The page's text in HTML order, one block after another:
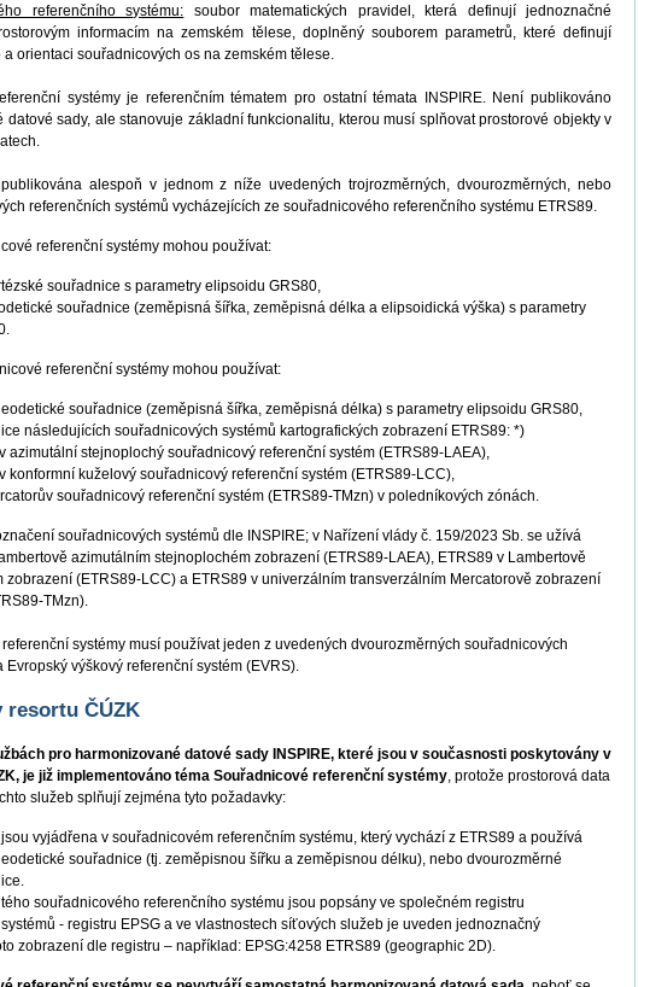
referenčního systému: soubor matematických pravidel, která definují jednoznačné
informacím na zemském tělese, doplněný souborem parametrů, které definují
orientaci souřadnicových os na zemském tělese.
systémy je referenčním tématem pro ostatní témata INSPIRE. Není publikováno
datové sady, ale stanovuje základní funkcionalitu, kterou musí splňovat prostorové objekty v
alespoň v jednom z níže uvedených trojrozměrných, dvourozměrných, nebo
referenčních systémů vycházejících ze souřadnicového referenčního systému ETRS89.
referenční systémy mohou používat:
souřadnice s parametry elipsoidu GRS80,
souřadnice (zeměpisná šířka, zeměpisná délka a elipsoidická výška) s parametry
referenční systémy mohou používat:
souřadnice (zeměpisná šířka, zeměpisná délka) s parametry elipsoidu GRS80,
následujících souřadnicových systémů kartografických zobrazení ETRS89: *)
azimutální stejnoplochý souřadnicový referenční systém (ETRS89-LAEA),
konformní kuželový souřadnicový referenční systém (ETRS89-LCC),
souřadnicový referenční systém (ETRS89-TMzn) v poledníkových zónách.
souřadnicových systémů dle INSPIRE; v Nařízení vlády č. 159/2023 Sb. se užívá
azimutálním stejnoplochém zobrazení (ETRS89-LAEA), ETRS89 v Lambertově
zobrazení (ETRS89-LCC) a ETRS89 v univerzálním transverzálním Mercatorově zobrazení
TMzn).
systémy musí používat jeden z uvedených dvourozměrných souřadnicových
Evropský výškový referenční systém (EVRS).
resortu ČÚZK
pro harmonizované datové sady INSPIRE, které jsou v současnosti poskytovány v
je již implementováno téma Souřadnicové referenční systémy, protože prostorová data
služeb splňují zejména tyto požadavky:
vyjádřena v souřadnicovém referenčním systému, který vychází z ETRS89 a používá
souřadnice (tj. zeměpisnou šířku a zeměpisnou délku), nebo dvourozměrné
souřadnicového referenčního systému jsou popsány ve společném registru
- registru EPSG a ve vlastnostech síťových služeb je uveden jednoznačný
zobrazení dle registru – například: EPSG:4258 ETRS89 (geographic 2D).